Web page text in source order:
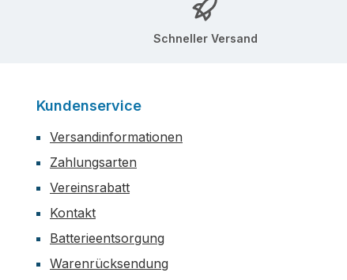
Schneller Versand
Kundenservice
Versandinformationen
Zahlungsarten
Vereinsrabatt
Kontakt
Batterieentsorgung
Warenrücksendung